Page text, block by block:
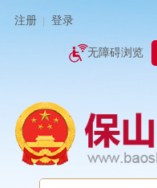
注册 登录
无障碍浏览